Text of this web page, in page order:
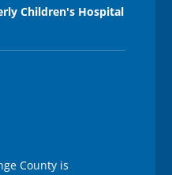
Children's Hospital
County is